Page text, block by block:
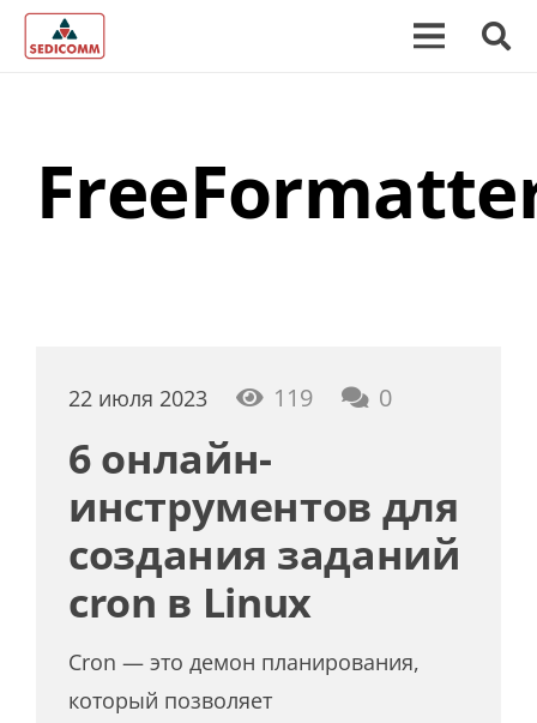
22 июля 2023 119 0
6 онлайн-
инструментов для
создания заданий
cron в Linux
Cron — это демон планирования,
который позволяет